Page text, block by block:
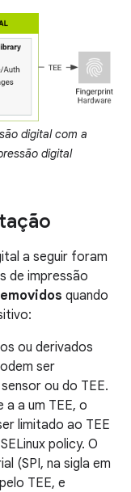
digital com a
digital
a seguir foram
de impressão
quando
ou derivados
ser
ou do TEE.
a um TEE, o
limitado ao TEE
policy. O
(SPI, na sigla em
TEE, e